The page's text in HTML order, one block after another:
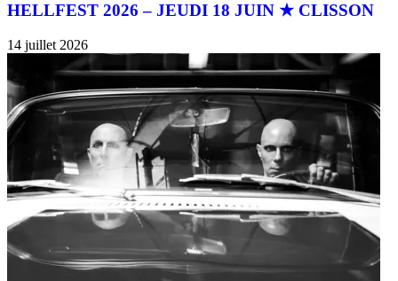
HELLFEST 2026 – JEUDI 18 JUIN ★ CLISSON
14 juillet 2026